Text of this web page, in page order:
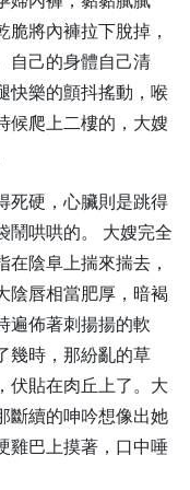
將內褲拉下脫掉，
自己的身體自己清
快樂的顫抖搖動，喉
候爬上二樓的，大嫂
死硬，心臟則是跳得
鬧哄哄的。 大嫂完全
陰阜上揣來揣去，
陰唇相當肥厚，暗褐
遍佈著刺揚揚的軟
幾時，那紛亂的草
伏貼在肉丘上了。大
斷續的呻吟想像出她
雞巴上摸著，口中唾